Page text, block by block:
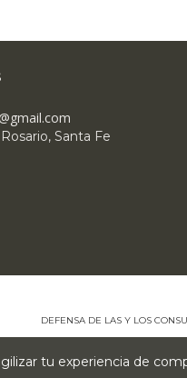
tu experiencia de
Santa Fe
DEFENSA DE LAS Y LOS